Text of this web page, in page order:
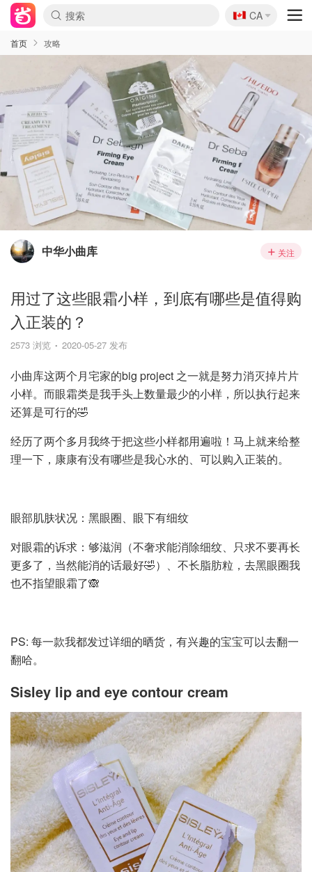
🇨🇦
CA
首页 攻略
中华小曲库 关注
用过了这些眼霜小样，到底有哪些是值得购
入正装的？
2573 浏览 2020-05-27 发布
小曲库这两个月宅家的big project 之一就是努力消灭掉片片
小样。而眼霜类是我手头上数量最少的小样，所以执行起来
还算是可行的🤣
经历了两个多月我终于把这些小样都用遍啦！马上就来给整
理一下，康康有没有哪些是我心水的、可以购入正装的。
眼部肌肤状况：黑眼圈、眼下有细纹
对眼霜的诉求：够滋润（不奢求能消除细纹、只求不要再长
更多了，当然能消的话最好🤣）、不长脂肪粒，去黑眼圈我
也不指望眼霜了🙈
PS: 每一款我都发过详细的晒货，有兴趣的宝宝可以去翻一
翻哈。
Sisley lip and eye contour cream